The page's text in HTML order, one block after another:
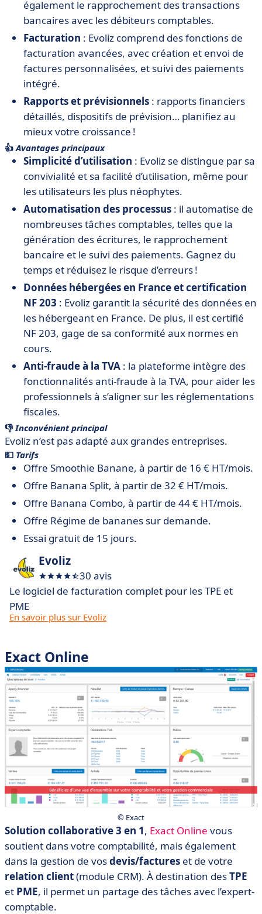
également le rapprochement des transactions
bancaires avec les débiteurs comptables.
Facturation : Evoliz comprend des fonctions de
facturation avancées, avec création et envoi de
factures personnalisées, et suivi des paiements
intégré.
Rapports et prévisionnels : rapports financiers
détaillés, dispositifs de prévision… planifiez au
mieux votre croissance !
👍Avantages principaux
Simplicité d’utilisation : Evoliz se distingue par sa
convivialité et sa facilité d’utilisation, même pour
les utilisateurs les plus néophytes.
Automatisation des processus : il automatise de
nombreuses tâches comptables, telles que la
génération des écritures, le rapprochement
bancaire et le suivi des paiements. Gagnez du
temps et réduisez le risque d’erreurs !
Données hébergées en France et certification
NF 203 : Evoliz garantit la sécurité des données en
les hébergeant en France. De plus, il est certifié
NF 203, gage de sa conformité aux normes en
cours.
Anti-fraude à la TVA : la plateforme intègre des
fonctionnalités anti-fraude à la TVA, pour aider les
professionnels à s’aligner sur les réglementations
fiscales.
👎 Inconvénient principal
Evoliz n’est pas adapté aux grandes entreprises.
💵 Tarifs
Offre Smoothie Banane, à partir de 16 € HT/mois.
Offre Banana Split, à partir de 32 € HT/mois.
Offre Banana Combo, à partir de 44 € HT/mois.
Offre Régime de bananes sur demande.
Essai gratuit de 15 jours.
Evoliz
30 avis
Le logiciel de facturation complet pour les TPE et
PME
En savoir plus sur Evoliz
Exact Online
© Exact
Solution collaborative 3 en 1, Exact Online vous
soutient dans votre comptabilité, mais également
dans la gestion de vosdevis/factures et de votre
relation client(module CRM). À destination desTPE
et PME, il permet un partage des tâches avec l’expert-
comptable.